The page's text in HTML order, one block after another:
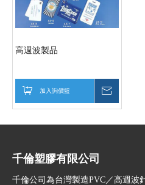
高週波製品
加入詢價籃
千倫塑膠有限公司
千倫公司為台灣製造PVC／高週波